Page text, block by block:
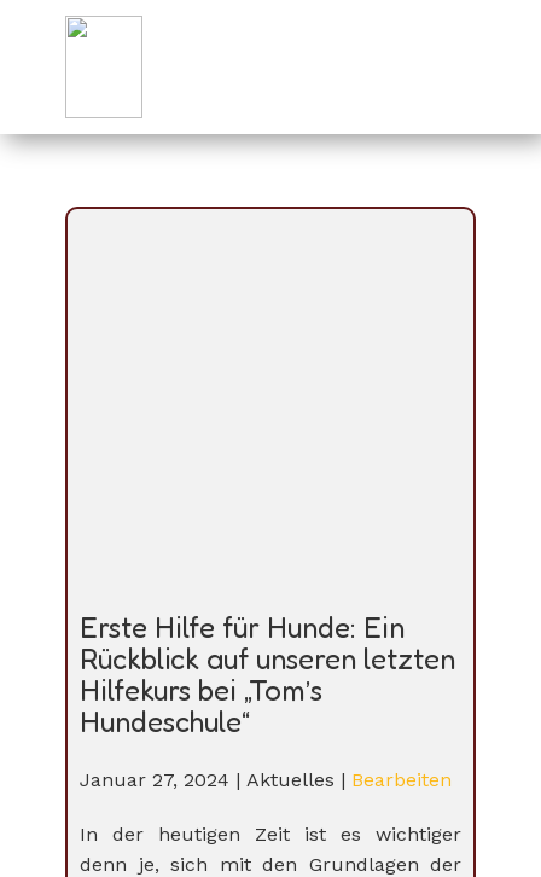
Erste Hilfe für Hunde: Ein
Rückblick auf unseren letzten
Hilfekurs bei „Tom’s
Hundeschule“
Januar 27, 2024 Aktuelles Bearbeiten
In der heutigen Zeit ist es wichtiger
denn je, sich mit den Grundlagen der